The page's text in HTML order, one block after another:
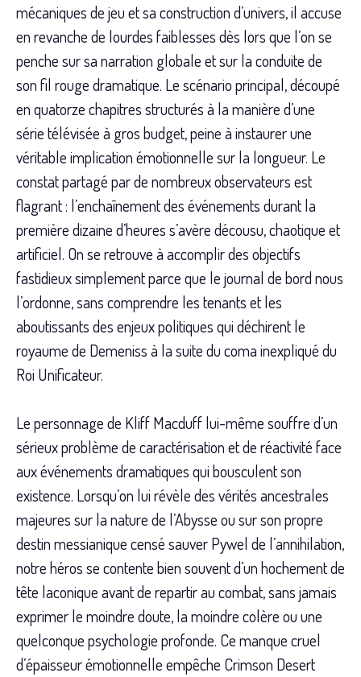
mécaniques de jeu et sa construction d’univers, il accuse
en revanche de lourdes faiblesses dès lors que l’on se
penche sur sa narration globale et sur la conduite de
son fil rouge dramatique. Le scénario principal, découpé
en quatorze chapitres structurés à la manière d’une
série télévisée à gros budget, peine à instaurer une
véritable implication émotionnelle sur la longueur. Le
constat partagé par de nombreux observateurs est
flagrant : l’enchaînement des événements durant la
première dizaine d’heures s’avère décousu, chaotique et
artificiel. On se retrouve à accomplir des objectifs
fastidieux simplement parce que le journal de bord nous
l’ordonne, sans comprendre les tenants et les
aboutissants des enjeux politiques qui déchirent le
royaume de Demeniss à la suite du coma inexpliqué du
Roi Unificateur.
Le personnage de Kliff Macduff lui-même souffre d’un
sérieux problème de caractérisation et de réactivité face
aux événements dramatiques qui bousculent son
existence. Lorsqu’on lui révèle des vérités ancestrales
majeures sur la nature de l’Abysse ou sur son propre
destin messianique censé sauver Pywel de l’annihilation,
notre héros se contente bien souvent d’un hochement de
tête laconique avant de repartir au combat, sans jamais
exprimer le moindre doute, la moindre colère ou une
quelconque psychologie profonde. Ce manque cruel
d’épaisseur émotionnelle empêche Crimson Desert